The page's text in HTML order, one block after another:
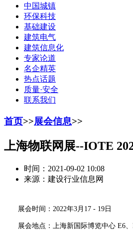
中国城镇
环保科技
基础建设
建筑电气
建筑信息化
专家论道
名企精英
热点话题
质量·安全
联系我们
首页>>展会信息>>
上海物联网展--IOTE
时间：2021-09-02 10:08
来源：建设行业信息网
展会时间：2022年3月17 - 19日
展会地点：上海新国际博览中心 E6、